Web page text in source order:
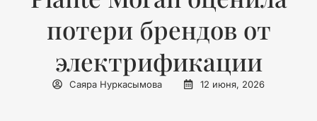
потери брендов от
электрификации
Саяра Нуркасымова 12 июня, 2026